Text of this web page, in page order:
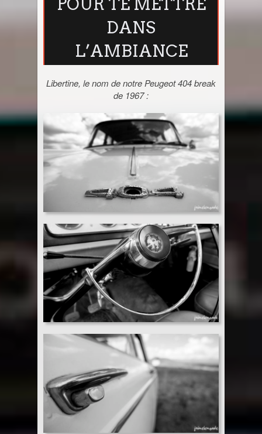
Sri Lanka
Thaïlande
Turquie
POUR TE METTRE
DANS
L’AMBIANCE
Libertine, le nom de notre Peugeot 404 break
de 1967 :